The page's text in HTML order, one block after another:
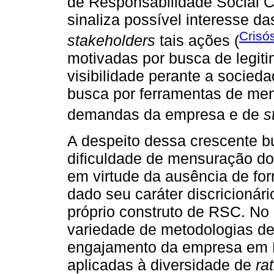
sinaliza possível interesse
stakeholders tais ações (
motivadas por busca de
visibilidade perante a
busca por ferramentas de
demandas da empresa e de
A despeito dessa crescente
dificuldade de mensuração
em virtude da ausência de
dado seu caráter
próprio construto de RSC.
variedade de metodologias
engajamento da empresa
aplicadas à diversidade de